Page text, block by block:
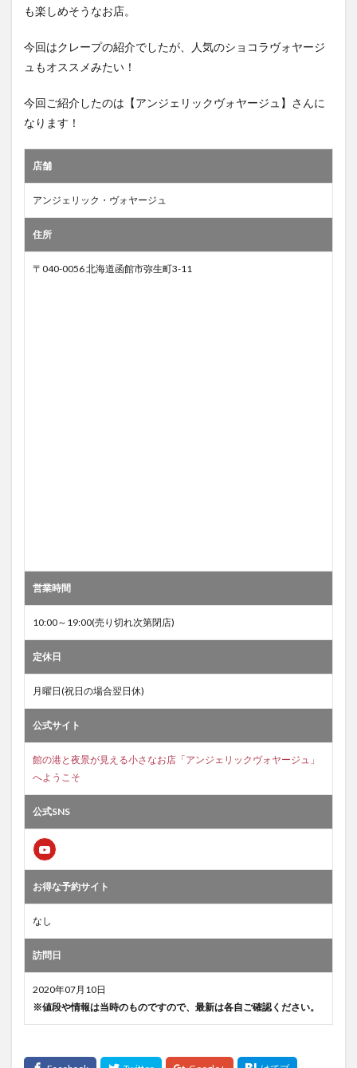
も楽しめそうなお店。
今回はクレープの紹介でしたが、人気のショコラヴォヤージ
ュもオススメみたい！
今回ご紹介したのは【アンジェリックヴォヤージュ】さんに
なります！
店舗
アンジェリック・ヴォヤージュ
住所
〒040-0056 北海道函館市弥生町3-11
営業時間
10:00～19:00(売り切れ次第閉店)
定休日
月曜日(祝日の場合翌日休)
公式サイト
館の港と夜景が見える小さなお店「アンジェリックヴォヤージュ」
へようこそ
公式SNS
お得な予約サイト
なし
訪問日
2020年07月10日
※値段や情報は当時のものですので、最新は各自ご確認ください。